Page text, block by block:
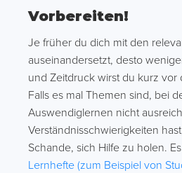
Vorbereiten!
Je früher du dich mit den
auseinandersetzt, desto
und Zeitdruck wirst du kurz vor
Falls es mal Themen sind, bei
Auswendiglernen nicht
Verständnisschwierigkeiten
Schande, sich Hilfe zu holen.
Lernhefte (zum Beispiel von